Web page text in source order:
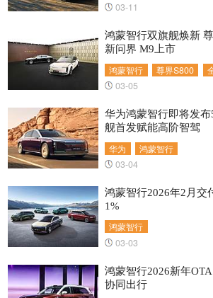
03-11
鸿蒙智行 尊界S800
鸿蒙智行双旗舰焕新
新问界 M9上市
03-05
华为 鸿蒙智行
华为鸿蒙智行即将发
舰首发赋能高阶智驾
03-04
鸿蒙智行
鸿蒙智行2026年2月交
1%
03-03
鸿蒙智行2026新年
协同出行